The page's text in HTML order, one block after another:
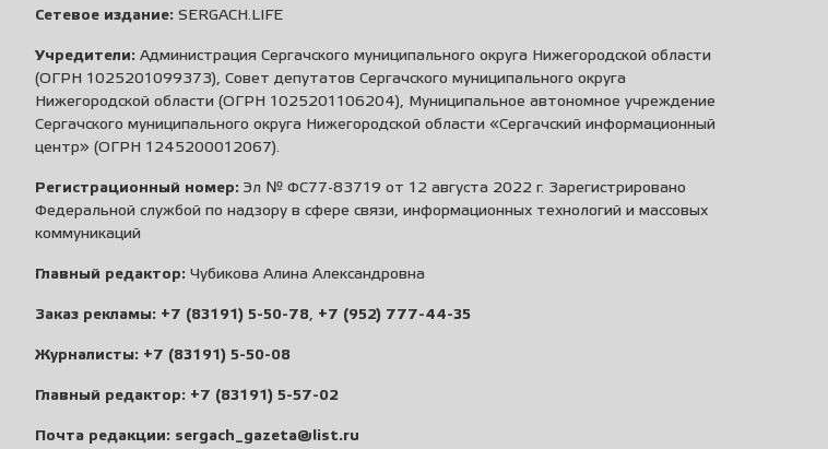
Сетевое издание: SERGACH.LIFE
Учредители: Администрация Сергачского муниципального округа Нижегородской области
(ОГРН 1025201099373), Совет депутатов Сергачского муниципального округа
Нижегородской области (ОГРН 1025201106204), Муниципальное автономное учреждение
Сергачского муниципального округа Нижегородской области «Сергачский информационный
центр» (ОГРН 1245200012067).
Регистрационный номер: Эл № ФС77-83719 от 12 августа 2022 г. Зарегистрировано
Федеральной службой по надзору в сфере связи, информационных технологий и массовых
коммуникаций
Главный редактор: Чубикова Алина Александровна
Заказ рекламы: +7 (83191) 5-50-78, +7 (952) 777-44-35
Журналисты: +7 (83191) 5-50-08
Главный редактор: +7 (83191) 5-57-02
Почта редакции: sergach_gazeta@list.ru